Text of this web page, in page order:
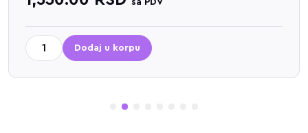
sa PDV
Dodaj u korpu
5